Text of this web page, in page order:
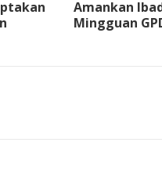
Amankan
Mingguan